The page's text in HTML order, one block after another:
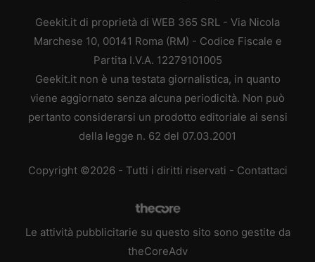
Geekit.it di proprietà di WEB 365 SRL - Via Nicola
Marchese 10, 00141 Roma (RM) - Codice Fiscale e
Partita I.V.A. 12279101005
Geekit.it non è una testata giornalistica, in quanto
viene aggiornato senza alcuna periodicità. Non può
pertanto considerarsi un prodotto editoriale ai sensi
della legge n. 62 del 07.03.2001
Copyright ©2026 - Tutti i diritti riservati - Contattaci
Le attività pubblicitarie su questo sito sono gestite da
theCoreAdv